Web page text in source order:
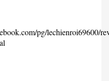
pg/lechienroi69600/